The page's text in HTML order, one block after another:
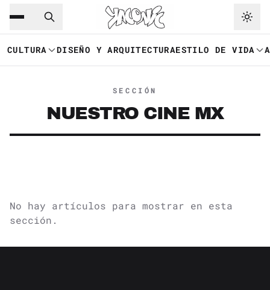
Saltar al contenido principal
CULTURA DISEÑO Y ARQUITECTURAESTILO DE VIDA
SECCIÓN
NUESTRO CINE MX
No hay artículos para mostrar en esta
sección.